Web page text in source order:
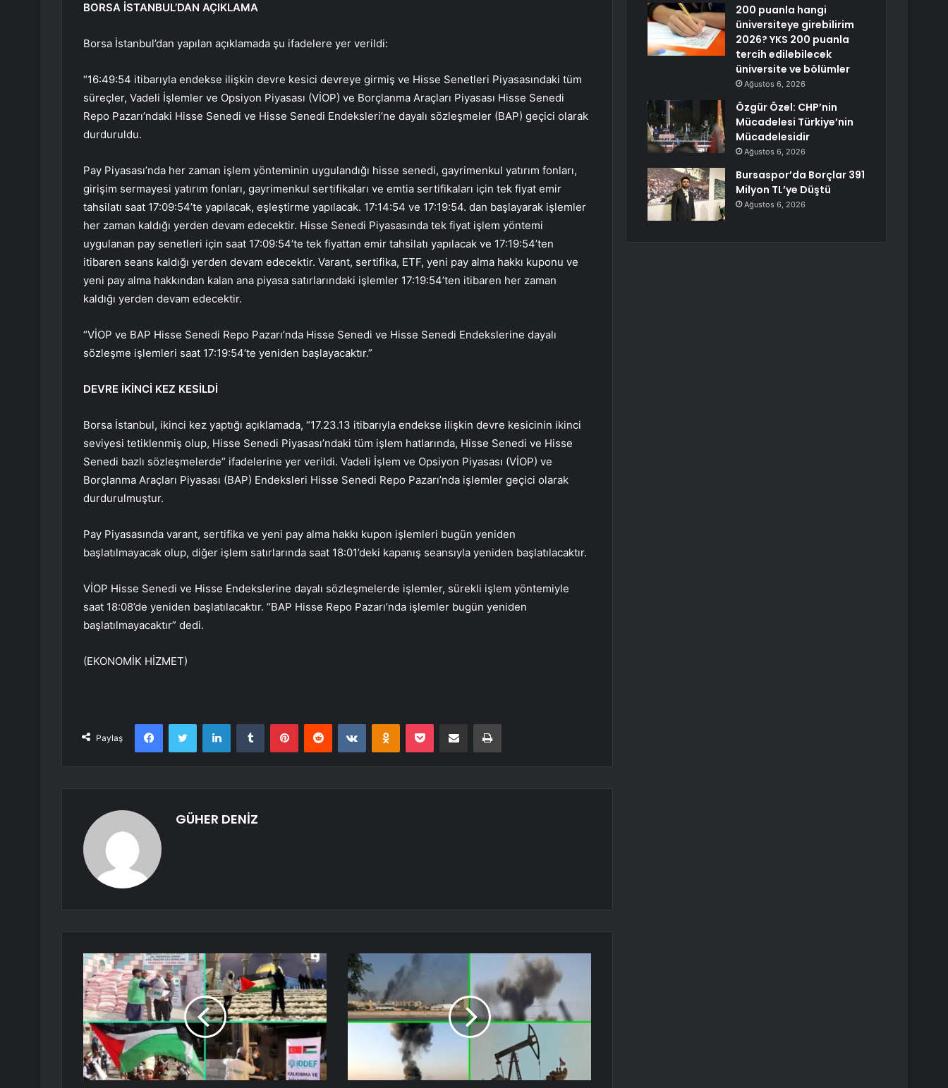
BORSA İSTANBUL’DAN AÇIKLAMA
Borsa İstanbul’dan yapılan açıklamada şu ifadelere yer verildi:
“16:49:54 itibarıyla endekse ilişkin devre kesici devreye girmiş ve Hisse Senetleri Piyasasındaki tüm
süreçler, Vadeli İşlemler ve Opsiyon Piyasası (VİOP) ve Borçlanma Araçları Piyasası Hisse Senedi
Repo Pazarı’ndaki Hisse Senedi ve Hisse Senedi Endeksleri’ne dayalı sözleşmeler (BAP) geçici olarak
durduruldu.
Pay Piyasası’nda her zaman işlem yönteminin uygulandığı hisse senedi, gayrimenkul yatırım fonları,
girişim sermayesi yatırım fonları, gayrimenkul sertifikaları ve emtia sertifikaları için tek fiyat emir
tahsilatı saat 17:09:54’te yapılacak, eşleştirme yapılacak. 17:14:54 ve 17:19:54. dan başlayarak işlemler
her zaman kaldığı yerden devam edecektir. Hisse Senedi Piyasasında tek fiyat işlem yöntemi
uygulanan pay senetleri için saat 17:09:54’te tek fiyattan emir tahsilatı yapılacak ve 17:19:54’ten
itibaren seans kaldığı yerden devam edecektir. Varant, sertifika, ETF, yeni pay alma hakkı kuponu ve
yeni pay alma hakkından kalan ana piyasa satırlarındaki işlemler 17:19:54’ten itibaren her zaman
kaldığı yerden devam edecektir.
“VİOP ve BAP Hisse Senedi Repo Pazarı’nda Hisse Senedi ve Hisse Senedi Endekslerine dayalı
sözleşme işlemleri saat 17:19:54’te yeniden başlayacaktır.”
DEVRE İKİNCİ KEZ KESİLDİ
Borsa İstanbul, ikinci kez yaptığı açıklamada, “17.23.13 itibarıyla endekse ilişkin devre kesicinin ikinci
seviyesi tetiklenmiş olup, Hisse Senedi Piyasası’ndaki tüm işlem hatlarında, Hisse Senedi ve Hisse
Senedi bazlı sözleşmelerde” ifadelerine yer verildi. Vadeli İşlem ve Opsiyon Piyasası (VİOP) ve
Borçlanma Araçları Piyasası (BAP) Endeksleri Hisse Senedi Repo Pazarı’nda işlemler geçici olarak
durdurulmuştur.
Pay Piyasasında varant, sertifika ve yeni pay alma hakkı kupon işlemleri bugün yeniden
başlatılmayacak olup, diğer işlem satırlarında saat 18:01’deki kapanış seansıyla yeniden başlatılacaktır.
VİOP Hisse Senedi ve Hisse Endekslerine dayalı sözleşmelerde işlemler, sürekli işlem yöntemiyle
saat 18:08’de yeniden başlatılacaktır. “BAP Hisse Repo Pazarı’nda işlemler bugün yeniden
başlatılmayacaktır” dedi.
(EKONOMİK HİZMET)
Paylaş
FacebookTwitter LinkedInTumblr PinterestReddit VKontakteOdnoklassniki
Pocket E-Posta ile paylaş Yazdır
GÜHER DENİZ
200 puanla hangi
üniversiteye girebilirim
2026? YKS 200 puanla
tercih edilebilecek
üniversite ve bölümler
Ağustos 6, 2026
Özgür Özel: CHP’nin
Mücadelesi Türkiye’nin
Mücadelesidir
Ağustos 6, 2026
Bursaspor’da Borçlar 391
Milyon TL’ye Düştü
Ağustos 6, 2026